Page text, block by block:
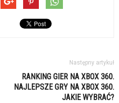
Następny artykuł
RANKING GIER NA XBOX 360.
NAJLEPSZE GRY NA XBOX 360.
JAKIE WYBRAĆ?